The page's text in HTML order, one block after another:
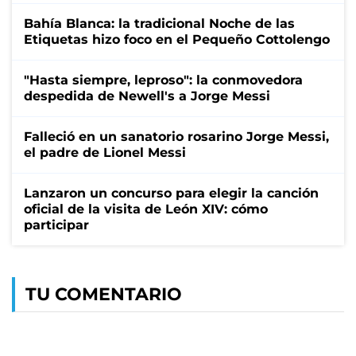
Bahía Blanca: la tradicional Noche de las
Etiquetas hizo foco en el Pequeño Cottolengo
"Hasta siempre, leproso": la conmovedora
despedida de Newell's a Jorge Messi
Falleció en un sanatorio rosarino Jorge Messi,
el padre de Lionel Messi
Lanzaron un concurso para elegir la canción
oficial de la visita de León XIV: cómo
participar
TU COMENTARIO